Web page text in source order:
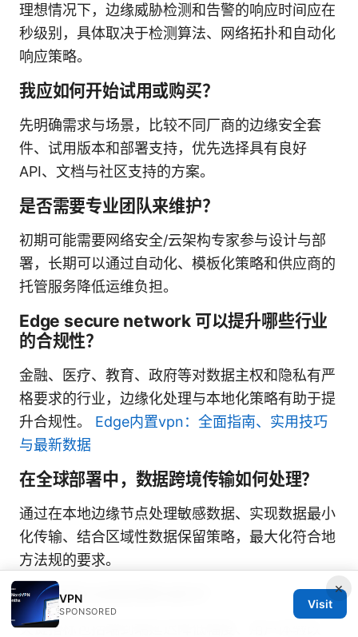
理想情况下，边缘威胁检测和告警的响应时间应在
秒级别，具体取决于检测算法、网络拓扑和自动化
响应策略。
我应如何开始试用或购买？
先明确需求与场景，比较不同厂商的边缘安全套
件、试用版本和部署支持，优先选择具有良好
API、文档与社区支持的方案。
是否需要专业团队来维护？
初期可能需要网络安全/云架构专家参与设计与部
署，长期可以通过自动化、模板化策略和供应商的
托管服务降低运维负担。
Edge secure network 可以提升哪些行业
的合规性？
金融、医疗、教育、政府等对数据主权和隐私有严
格要求的行业，边缘化处理与本地化策略有助于提
升合规性。 Edge内置vpn：全面指南、实用技巧
与最新数据
在全球部署中，数据跨境传输如何处理？
通过在本地边缘节点处理敏感数据、实现数据最小
化传输、结合区域性数据保留策略，最大化符合地
方法规的要求。
如何衡量边缘部署的成功？
关键指标包括端到端延迟降低幅度、用户体验改
×
VPN
SPONSORED
Visit